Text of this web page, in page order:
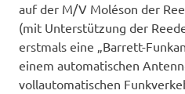
auf der M/V Moléson der
(mit Unterstützung der
erstmals eine „Barrett-
einem automatischen
vollautomatischen